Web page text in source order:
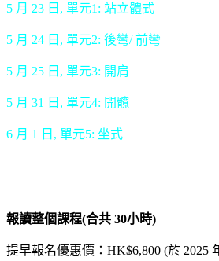
5 月 23 日, 單元1: 站立體式
5 月 24 日, 單元2: 後彎/ 前彎
5 月 25 日, 單元3: 開肩
5 月 31 日, 單元4: 開髖
6 月 1 日, 單元5: 坐式
報讀整個課程(合共 30小時)
提早報名優惠價：HK$6,800 (於 2025